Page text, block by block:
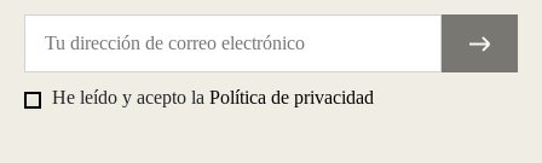
He leído y acepto la Política de privacidad